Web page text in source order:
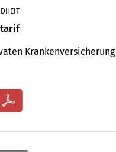
Kran­ken­ver­siche­rung